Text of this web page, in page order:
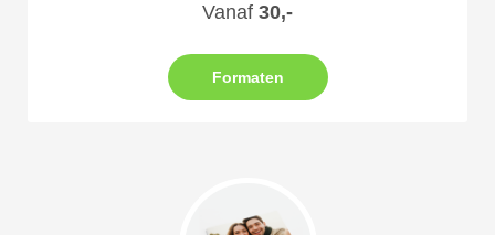
Vanaf 30,-
Formaten